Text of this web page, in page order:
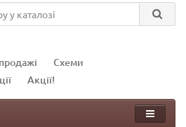
Схеми
Акції!